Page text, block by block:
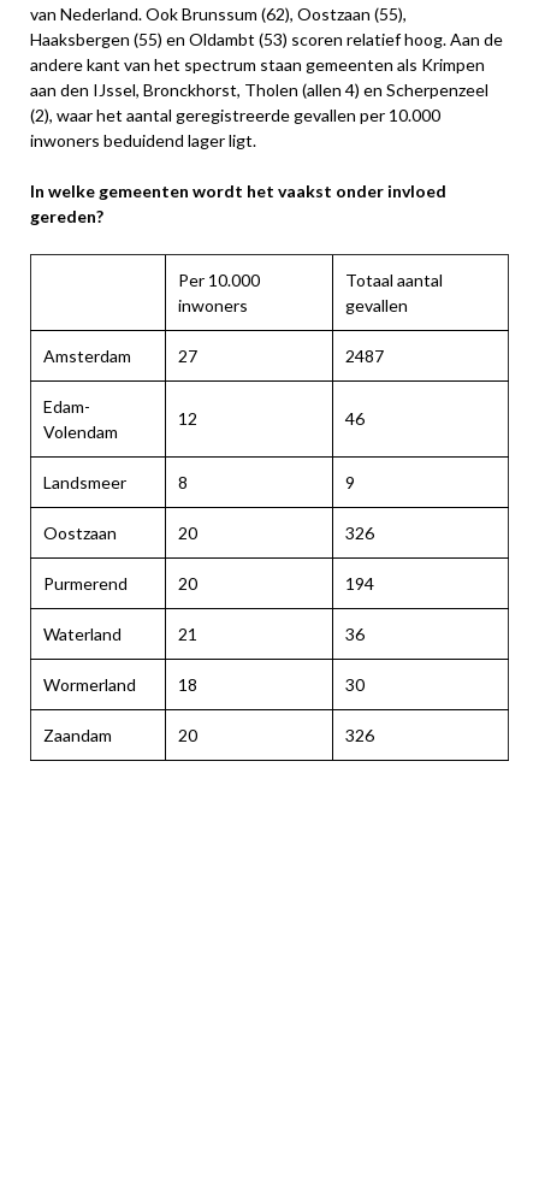
van Nederland. Ook Brunssum (62), Oostzaan (55),
Haaksbergen (55) en Oldambt (53) scoren relatief hoog. Aan de
andere kant van het spectrum staan gemeenten als Krimpen
aan den IJssel, Bronckhorst, Tholen (allen 4) en Scherpenzeel
(2), waar het aantal geregistreerde gevallen per 10.000
inwoners beduidend lager ligt.
In welke gemeenten wordt het vaakst onder invloed
gereden?
Per 10.000
inwoners
Totaal aantal
gevallen
Amsterdam 27 2487
Edam-
Volendam
12 46
Landsmeer 8 9
Oostzaan 20 326
Purmerend 20 194
Waterland 21 36
Wormerland 18 30
Zaandam 20 326